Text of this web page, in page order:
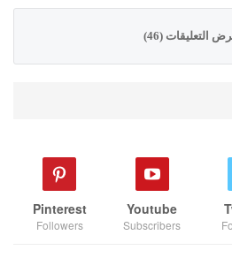
التعليقات (46)
Youtube
Subscribers
Pinterest
Followers